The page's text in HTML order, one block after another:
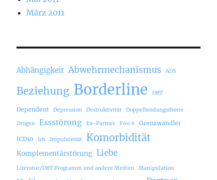
März 2011
Abhängigkeit Abwehrmechanismus ADS
Beziehung Borderline DBT
Dependent Depression Destruktivität Doppelbindungsthorie
Drogen Essstörung Ex-Partner F60.8 Grenzwandler
ICD10 Ich Impulsivität Komorbidität
Komplementärstörung Liebe
Literatur/DBT Programm und andere Medien Manipulation